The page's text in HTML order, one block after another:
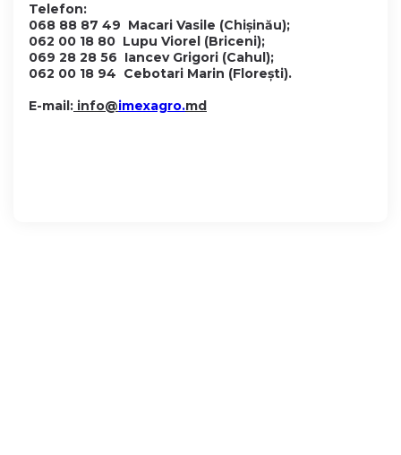
Telefon:
068 88 87 49 Macari Vasile (Chișinău);
062 00 18 80 Lupu Viorel (Briceni);
069 28 28 56 Iancev Grigori (Cahul);
062 00 18 94 Cebotari Marin (Florești).
E-mail: info@imexagro.md